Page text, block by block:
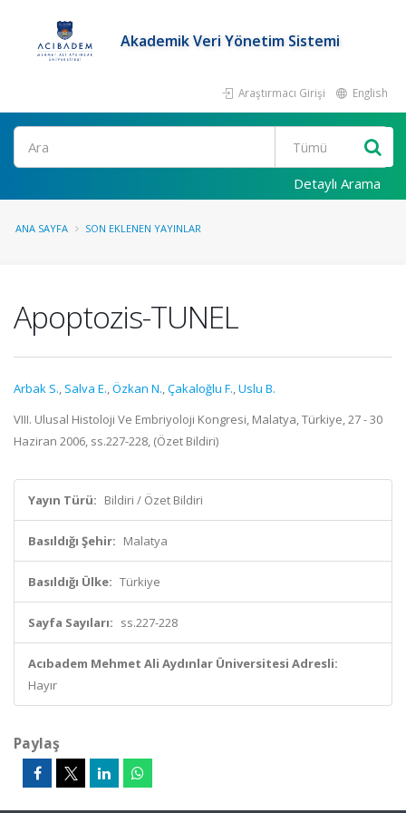
Akademik Veri Yönetim Sistemi
Araştırmacı Girişi English
Ara
Detaylı Arama
ANA SAYFA SON EKLENEN YAYINLAR
Apoptozis-TUNEL
Arbak S., Salva E.,Özkan N.,Çakaloğlu F.,Uslu B.
VIII. Ulusal Histoloji Ve Embriyoloji Kongresi, Malatya, Türkiye, 27 - 30
Haziran 2006, ss.227-228, (Özet Bildiri)
Yayın Türü: Bildiri / Özet Bildiri
Basıldığı Şehir: Malatya
Basıldığı Ülke: Türkiye
Sayfa Sayıları: ss.227-228
Acıbadem Mehmet Ali Aydınlar Üniversitesi Adresli:
Hayır
Paylaş